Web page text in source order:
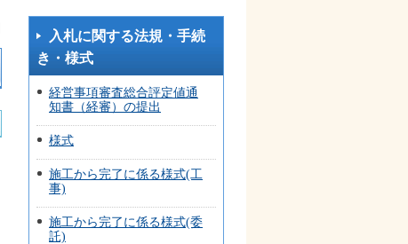
入札に関する法規・手続
き・様式
経営事項審査総合評定値通
知書（経審）の提出
様式
施工から完了に係る様式(工
事)
施工から完了に係る様式(委
託)